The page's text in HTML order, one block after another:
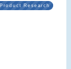
Product Research